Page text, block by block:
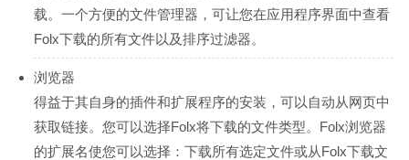
载。一个方便的文件管理器，可让您在应用程序界面中查看
Folx下载的所有文件以及排序过滤器。
浏览器
得益于其自身的插件和扩展程序的安装，可以自动从网页中
获取链接。您可以选择Folx将下载的文件类型。Folx浏览器
的扩展名使您可以选择：下载所有选定文件或从Folx下载文